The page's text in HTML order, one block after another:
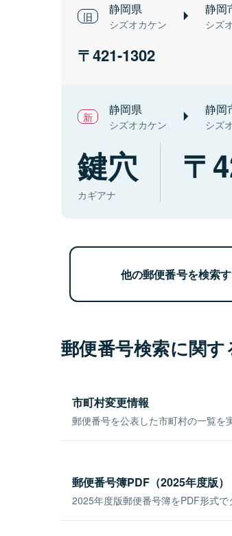
静岡県
シズオカケン
静岡
シズ
421-1302
静岡県
シズオカケン
静岡
シズ
鍵穴
カギアナ
他の郵便番号を検索
郵便番号検索に関す
市町村変更情報
郵便番号を公表した市町村の一覧を
郵便番号簿PDF（2025年度版）
2025年度版郵便番号簿をPDF形式で